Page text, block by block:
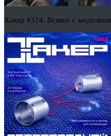
Хакер #324. Всякое с моделями